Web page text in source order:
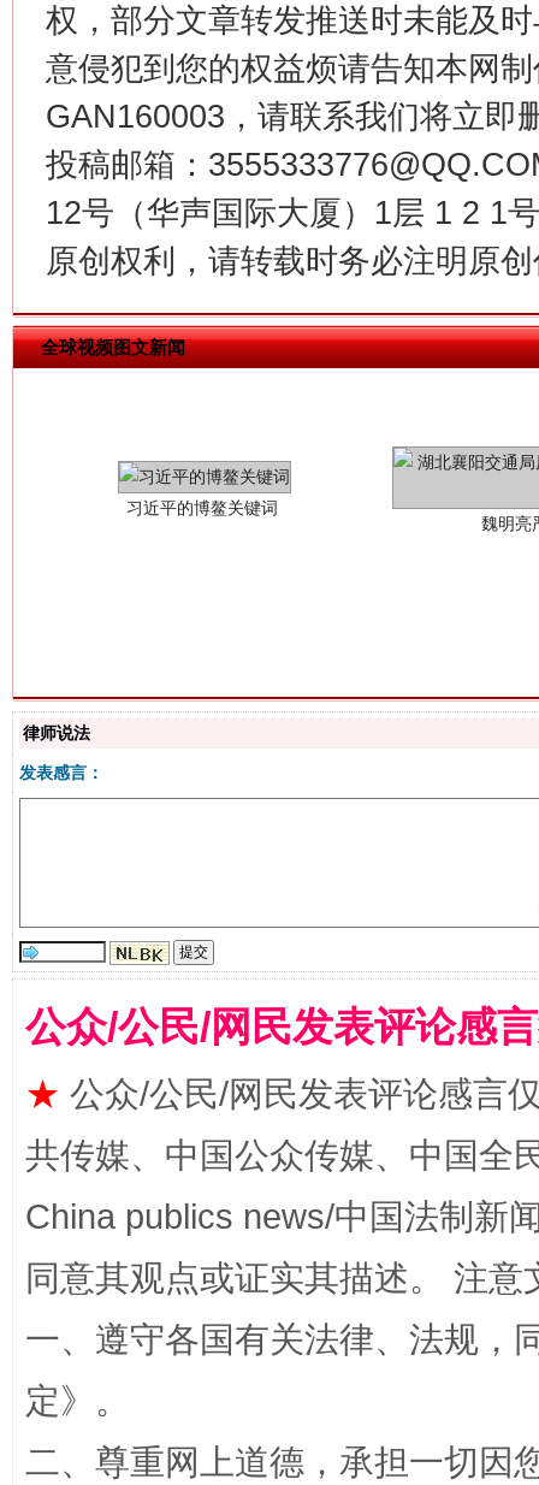
权，部分文章转发推送时未能及
意侵犯到您的权益烦请告知本网
GAN160003，请联系我们将立即
投稿邮箱：
12号（华声国际大厦）1层 1 2 1
原创权利，请转载时务必注明原
全球视频图文新闻
在谋一域中谋全局
今
习近平的博鳌关键词
“刷贴”乱象丛生
揭批美国五大"原罪" "炒
解纷+调解+退费，一次搞定
律师说法
发表感言：
公众/公民/网民发表评论感
★ 公众/公民/网民发表评论感言
共传媒、中国公众传媒、中国全
China publics news/中国法制新
同意其观点或证实其描述。 注
一、遵守各国有关法律、法规，
定》。
二、尊重网上道德，承担一切因